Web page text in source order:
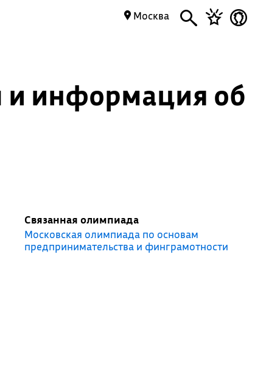
Москва
и информация об
Связанная олимпиада
Московская олимпиада по основам
предпринимательства и финграмотности